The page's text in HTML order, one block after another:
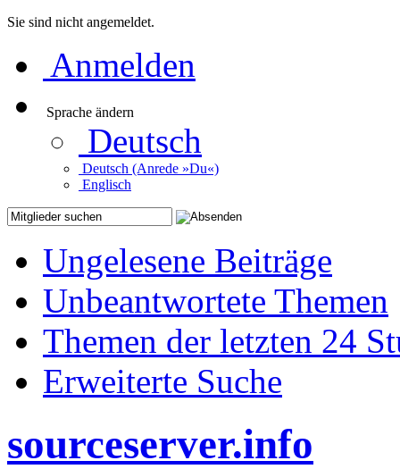
Sie sind nicht angemeldet.
Anmelden
Sprache ändern
Deutsch
Deutsch (Anrede »Du«)
Englisch
Ungelesene Beiträge
Unbeantwortete Themen
Themen der letzten 24
Erweiterte Suche
sourceserver.info